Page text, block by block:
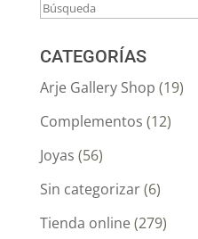
CATEGORÍAS
Arje Gallery Shop (19)
Complementos (12)
Joyas (56)
Sin categorizar(6)
Tienda online(279)